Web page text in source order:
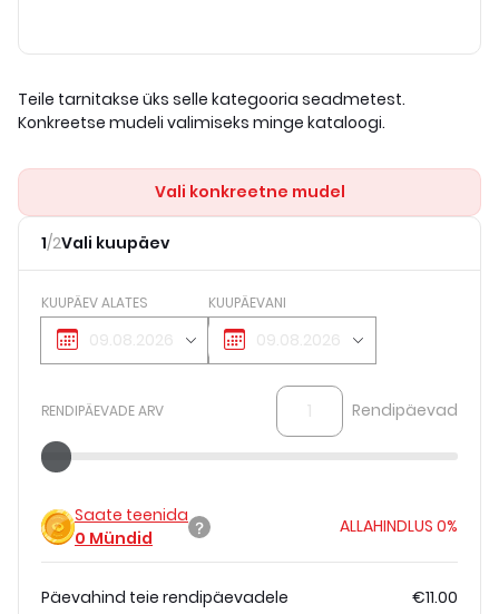
Teile tarnitakse üks selle kategooria seadmetest.
Konkreetse mudeli valimiseks minge kataloogi.
Vali konkreetne mudel
1/2Vali kuupäev
KUUPÄEV ALATES KUUPÄEVANI
RENDIPÄEVADE ARV Rendipäevad
Saate teenida
0 Mündid
ALLAHINDLUS 0%
Päevahind teie rendipäevadele €11.00